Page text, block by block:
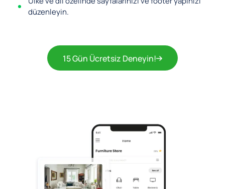
düzenleyin.
15 Gün Ücretsiz Deneyin!